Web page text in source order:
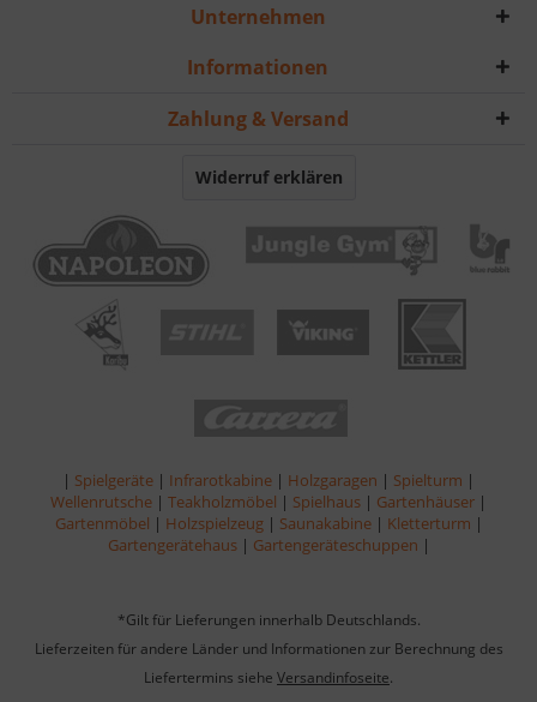
Unternehmen
Informationen
Zahlung & Versand
Widerruf erklären
| Spielgeräte | Infrarotkabine | Holzgaragen | Spielturm |
Wellenrutsche | Teakholzmöbel | Spielhaus | Gartenhäuser |
Gartenmöbel | Holzspielzeug | Saunakabine | Kletterturm |
Gartengerätehaus | Gartengeräteschuppen |
*Gilt für Lieferungen innerhalb Deutschlands.
Lieferzeiten für andere Länder und Informationen zur Berechnung des
Liefertermins siehe Versandinfoseite.